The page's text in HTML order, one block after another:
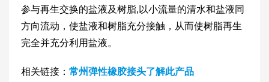
参与再生交换的盐液及树脂,以小流量的清水和盐液同
方向流动，使盐液和树脂充分接触，从而使树脂再生
完全并充分利用盐液。
相关链接： 常州弹性橡胶接头了解此产品